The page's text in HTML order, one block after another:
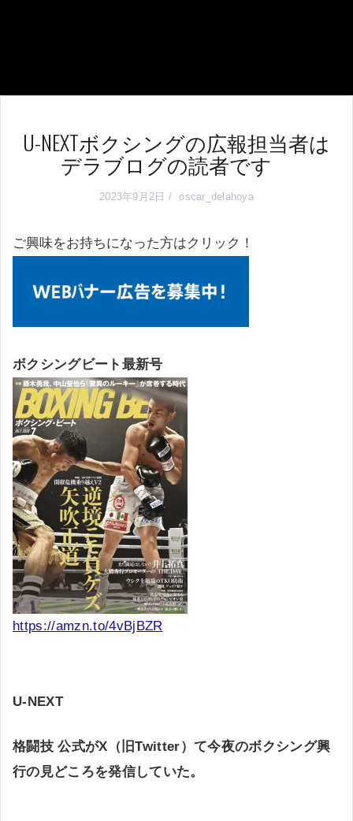
U-NEXTボクシングの広報担当者は
デラブログの読者です
2023年9月2日 oscar_delahoya
ご興味をお持ちになった方はクリック！
ボクシングビート最新号
https://amzn.to/4vBjBZR
U-NEXT
格闘技 公式がX（旧Twitter）て今夜のボクシング興
行の見どころを発信していた。